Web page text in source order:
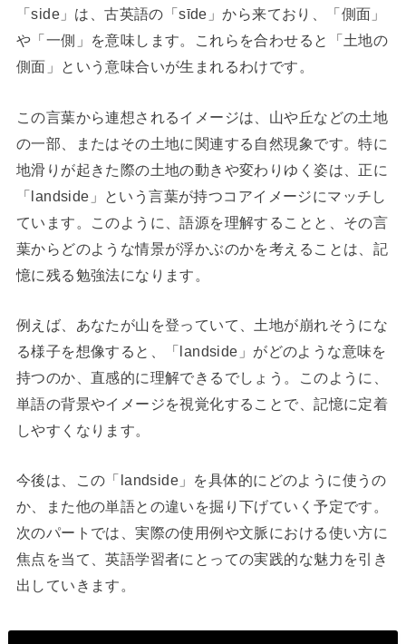
「side」は、古英語の「sīde」から来ており、「側面」
や「一側」を意味します。これらを合わせると「土地の
側面」という意味合いが生まれるわけです。
この言葉から連想されるイメージは、山や丘などの土地
の一部、またはその土地に関連する自然現象です。特に
地滑りが起きた際の土地の動きや変わりゆく姿は、正に
「landside」という言葉が持つコアイメージにマッチし
ています。このように、語源を理解することと、その言
葉からどのような情景が浮かぶのかを考えることは、記
憶に残る勉強法になります。
例えば、あなたが山を登っていて、土地が崩れそうにな
る様子を想像すると、「landside」がどのような意味を
持つのか、直感的に理解できるでしょう。このように、
単語の背景やイメージを視覚化することで、記憶に定着
しやすくなります。
今後は、この「landside」を具体的にどのように使うの
か、また他の単語との違いを掘り下げていく予定です。
次のパートでは、実際の使用例や文脈における使い方に
焦点を当て、英語学習者にとっての実践的な魅力を引き
出していきます。